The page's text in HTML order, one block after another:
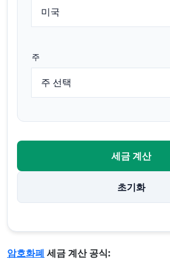
주
세금 계산
초기화
암호화폐 세금 계산 공식: